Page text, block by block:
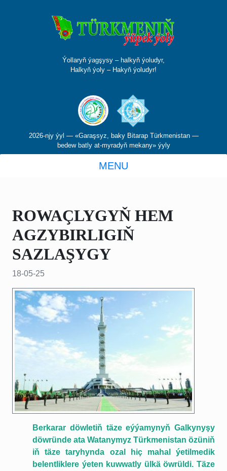
Ýollaryň ýagşysy – halkyň ýoludyr,
Halkyň ýoly – Hakyň ýoludyr!
2026-njy ýyl — «Garaşsyz, baky Bitarap Türkmenistan —
bedew batly at-myradyň mekany» ýyly
MENU
ROWAÇLYGYŇ HEM
AGZYBIRLIGIŇ
SAZLAŞYGY
18-05-25
Berkarar döwletiň täze eýýamynyň Galkynyşy
döwründe ata Watanymyz Türkmenistan özüniň
iň täze taryhynda ozal hiç mahal ýetilmedik
belentliklere ýeten kuwwatly ülkä öwrüldi. Täze